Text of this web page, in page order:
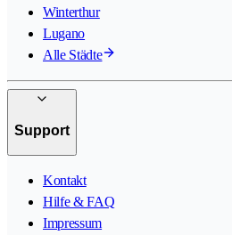
Winterthur
Lugano
Alle Städte
Support
Kontakt
Hilfe & FAQ
Impressum